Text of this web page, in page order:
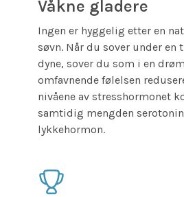
Våkne gladere
Ingen er hyggelig etter en
søvn. Når du sover under en
dyne, sover du som i en
omfavnende følelsen
nivåene av stresshormonet
samtidig mengden
lykkehormon.